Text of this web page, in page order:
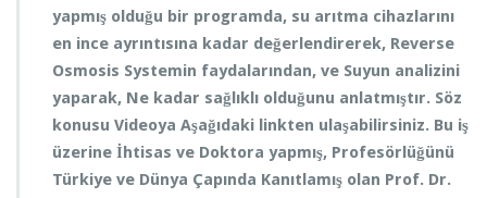
i
ç
i
n
yapmış olduğu bir programda, su arıtma cihazlarını
en ince ayrıntısına kadar değerlendirerek, Reverse
Osmosis Systemin faydalarından, ve Suyun analizini
yaparak, Ne kadar sağlıklı olduğunu anlatmıştır. Söz
konusu Videoya Aşağıdaki linkten ulaşabilirsiniz. Bu iş
üzerine İhtisas ve Doktora yapmış, Profesörlüğünü
Türkiye ve Dünya Çapında Kanıtlamış olan Prof. Dr.